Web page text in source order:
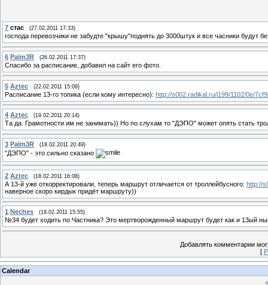
7 cтас (27.02.2011 17:33)
господа перевозчики не забудте "крышу"поднять до 3000штук и все часники будут
6 Palm3R (26.02.2011 17:37)
Спасибо за расписание, добавил на сайт его фото.
5 Aztec (22.02.2011 15:09)
Расписание 13-го топика (если кому интересно): http://s002.radikal.ru/i199/1102/0e/
4 Aztec (19.02.2011 20:14)
Та да. Грамотности им не занимать)) Но по слухам то "ДЭПО" может опять стать
3 Palm3R (18.02.2011 20:49)
"ДЭПО" - это сильно сказано
2 Aztec (18.02.2011 16:08)
А 13-й уже откорректировали, теперь маршрут отличается от троллейбусного: http://
наверное скоро кирдык придёт маршруту))
1 Neches (18.02.2011 15:55)
№34 будет ходить по Частника? Это мертворожденный маршрут будет как и 13ый
Добавлять комментарии
[
Calendar
«